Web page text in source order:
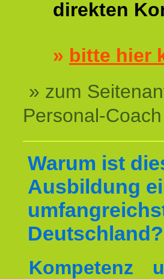
direkten
» bitte hier
» zum
Personal-Coach
Warum ist
Ausbildung
Deutschland?
Kompetenz